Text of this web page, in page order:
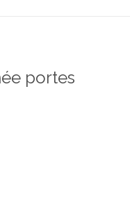
portes